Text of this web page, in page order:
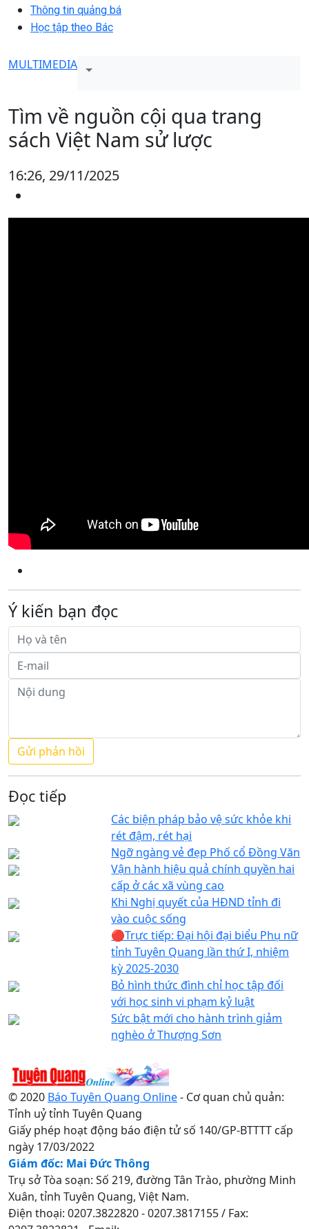
Thông tin quảng bá
Học tập theo Bác
MULTIMEDIA
Tìm về nguồn cội qua trang
sách Việt Nam sử lược
16:26, 29/11/2025
Ý kiến bạn đọc
Đọc tiếp
Các biện pháp bảo vệ sức khỏe khi
rét đậm, rét hại
Ngỡ ngàng vẻ đẹp Phố cổ Đồng Văn
Vận hành hiệu quả chính quyền hai
cấp ở các xã vùng cao
Khi Nghị quyết của HĐND tỉnh đi
vào cuộc sống
🔴Trực tiếp: Đại hội đại biểu Phụ nữ
tỉnh Tuyên Quang lần thứ I, nhiệm
kỳ 2025-2030
Bỏ hình thức đình chỉ học tập đối
với học sinh vi phạm kỷ luật
Sức bật mới cho hành trình giảm
nghèo ở Thượng Sơn
© 2020 Báo Tuyên Quang Online- Cơ quan chủ quản:
Tỉnh uỷ tỉnh Tuyên Quang
Giấy phép hoạt động báo điện tử số 140/GP-BTTTT cấp
ngày 17/03/2022
Giám đốc: Mai Đức Thông
Trụ sở Tòa soạn: Số 219, đường Tân Trào, phường Minh
Xuân, tỉnh Tuyên Quang, Việt Nam.
Điện thoại: 0207.3822820 - 0207.3817155 / Fax: